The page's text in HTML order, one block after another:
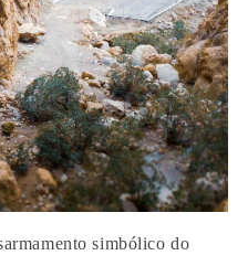
simbólico do